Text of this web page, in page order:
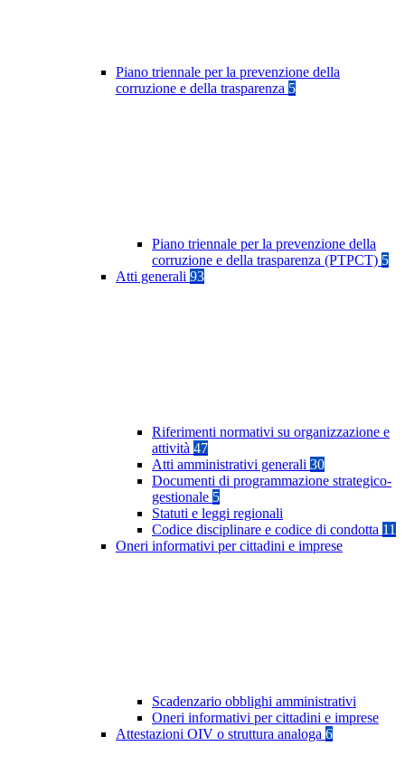
Piano triennale per la prevenzione della
corruzione e della trasparenza 5
Piano triennale per la prevenzione della
corruzione e della trasparenza (PTPCT) 5
Atti generali 93
Riferimenti normativi su organizzazione e
attività 47
Atti amministrativi generali 30
Documenti di programmazione strategico-
gestionale 5
Statuti e leggi regionali
Codice disciplinare e codice di condotta 11
Oneri informativi per cittadini e imprese
Scadenzario obblighi amministrativi
Oneri informativi per cittadini e imprese
Attestazioni OIV o struttura analoga 6